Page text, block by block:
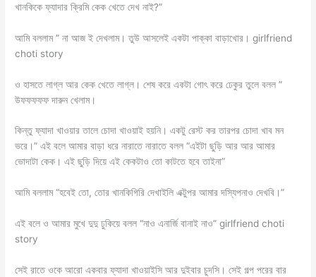
খানকিকে ফ্যাদার ক্রিমি কেক খেতে দেখ নাই?”
আমি বললাম ” না আজ ই দেখলাম। তুউ আসলেই একটা পাক্কা বাড়াখোর। girlfriend
choti story
ও হাসতে লাগ্ল আর কেক খেতে লাগ্ল। শেষ করে একটা গোৎ করে ঢেকুর তুলে বলল ”
উফফফফফ দারুন খেলাম।
কিন্তু ফ্যাদা খাওয়ার তালে চোদা খাওয়াই হয়নি। একটু রেস্ট কর তারপর চোদা খাব মন
ভরে।” এই বলে আমার বাড়া ধরে নারাতে নারাতে বলল “এইটা ছুড়ি আর আর আমার
ভোদাটা কেক। এই ছুড়ি দিয়ে এই কেকটাও তো কাটতে হবে তাইনা”
আমি বললাম “হবেই তো, তোর খানকিগিরি দেখাইলি এক্টুপর আমার দস্যিপনাও দেখবি।”
এই বলে ও আমার মুখে দুদু ঢুকিয়ে বলল “নাও এনার্জি বানাই নাও” girlfriend choti
story
সেই রাতে ওকে আরো একবার ফ্যাদা খাওয়াইসি আর দুইবার চুদসি। সেই গল্প পরের বার